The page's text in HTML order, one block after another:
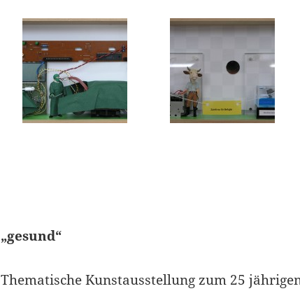
„gesund“
Thematische Kunstausstellung zum 25